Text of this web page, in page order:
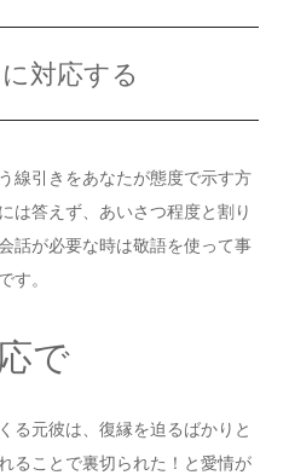
対応する
線引きをあなたが態度で示す方
は答えず、あいさつ程度と割り
話が必要な時は敬語を使って事
す。
で
る元彼は、復縁を迫るばかりと
ることで裏切られた！と愛情が